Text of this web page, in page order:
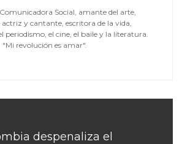
Social, amante del arte,
actriz y cantante, escritora de la vida,
periodismo, el cine, el baile y la literatura.
"Mi revolución es amar".
despenaliza el